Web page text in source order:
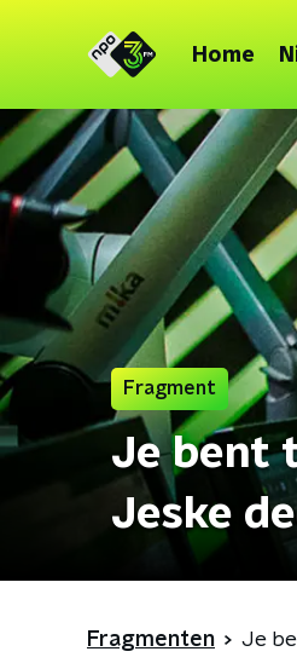
Home
Fragment
Je bent
Jeske
Fragmenten Je